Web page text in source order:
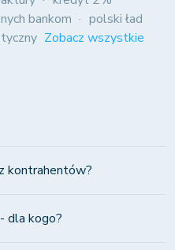
bankom
polski ład
Zobacz wszystkie
kontrahentów?
dla kogo?